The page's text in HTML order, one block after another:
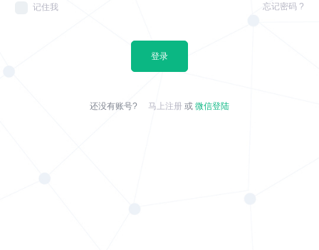
记住我 忘记密码 ?
登录
还没有账号? 马上注册 或 微信登陆